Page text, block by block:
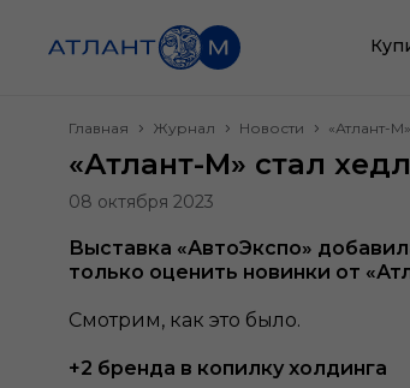
Главная Журнал Новости «Атлант-
«Атлант-М» стал
08 октября 2023
Выставка «АвтоЭкспо»
только оценить новинки от
Смотрим, как это было.
+2 бренда в копилку холдинга